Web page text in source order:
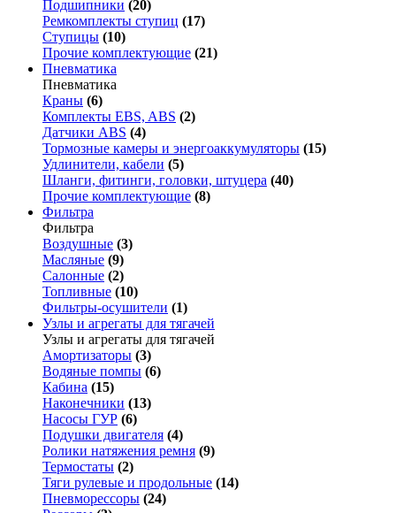
Подшипники (20)
Ремкомплекты ступиц (17)
Ступицы (10)
Прочие комплектующие (21)
Пневматика
Пневматика
Краны (6)
Комплекты EBS, ABS (2)
Датчики ABS (4)
Тормозные камеры и энергоаккумуляторы (15)
Удлинители, кабели (5)
Шланги, фитинги, головки, штуцера (40)
Прочие комплектующие (8)
Фильтра
Фильтра
Воздушные (3)
Масляные (9)
Салонные (2)
Топливные (10)
Фильтры-осушители (1)
Узлы и агрегаты для тягачей
Узлы и агрегаты для тягачей
Амортизаторы (3)
Водяные помпы (6)
Кабина (15)
Наконечники (13)
Насосы ГУР (6)
Подушки двигателя (4)
Ролики натяжения ремня (9)
Термостаты (2)
Тяги рулевые и продольные (14)
Пневморессоры (24)